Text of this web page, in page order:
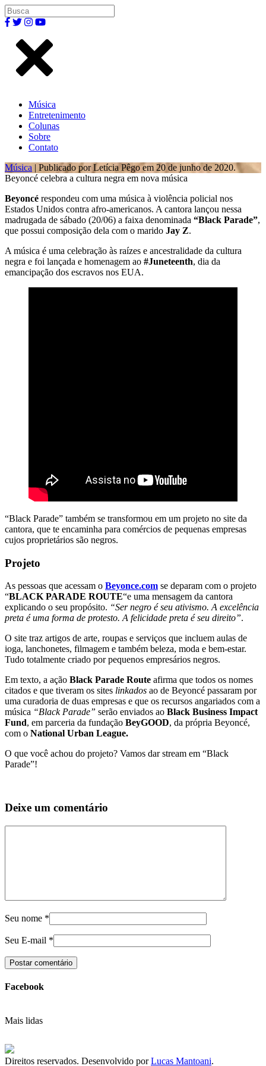
Música
Entretenimento
Colunas
Sobre
Contato
Música | Publicado por Letícia Pêgo em 20 de junho de 2020.
Beyoncé celebra a cultura negra em nova música
Beyoncé respondeu com uma música à violência policial nos
Estados Unidos contra afro-americanos. A cantora lançou nessa
madrugada de sábado (20/06) a faixa denominada “Black Parade”,
que possui composição dela com o marido Jay Z.
A música é uma celebração às raízes e ancestralidade da cultura
negra e foi lançada e homenagem ao #Juneteenth, dia da
emancipação dos escravos nos EUA.
“Black Parade” também se transformou em um projeto no site da
cantora, que te encaminha para comércios de pequenas empresas
cujos proprietários são negros.
Projeto
As pessoas que acessam o Beyonce.com se deparam com o projeto
“BLACK PARADE ROUTE“e uma mensagem da cantora
explicando o seu propósito. “Ser negro é seu ativismo. A excelência
preta é uma forma de protesto. A felicidade preta é seu direito”.
O site traz artigos de arte, roupas e serviços que incluem aulas de
ioga, lanchonetes, filmagem e também beleza, moda e bem-estar.
Tudo totalmente criado por pequenos empresários negros.
Em texto, a ação Black Parade Route afirma que todos os nomes
citados e que tiveram os sites linkados ao de Beyoncé passaram por
uma curadoria de duas empresas e que os recursos angariados com a
música “Black Parade” serão enviados ao Black Business Impact
Fund, em parceria da fundação BeyGOOD, da própria Beyoncé,
com o National Urban League.
O que você achou do projeto? Vamos dar stream em “Black
Parade”!
Deixe um comentário
Seu nome *
Seu E-mail *
Facebook
Mais lidas
Direitos reservados. Desenvolvido porLucas Mantoani.